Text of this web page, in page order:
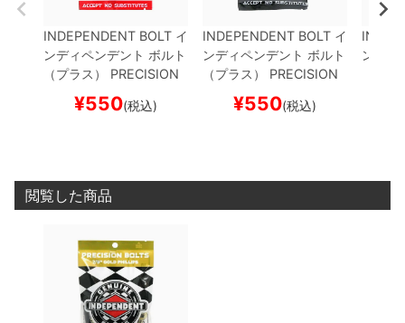
INDEPENDENT BOLT イ
ンディペンデント ボルト
（プラス）
PRECISION
BOLTSPHILLIPS・SUM
BLACK/REDスケー
¥550(税込)
INDEPENDENT BOLT イ
ンディペンデント ボルト
（プラス）
PRECISION
BOLTSPHILLIPS・SUM
BLACKスケートボ
¥550(税込)
ンディ
閲覧した商品